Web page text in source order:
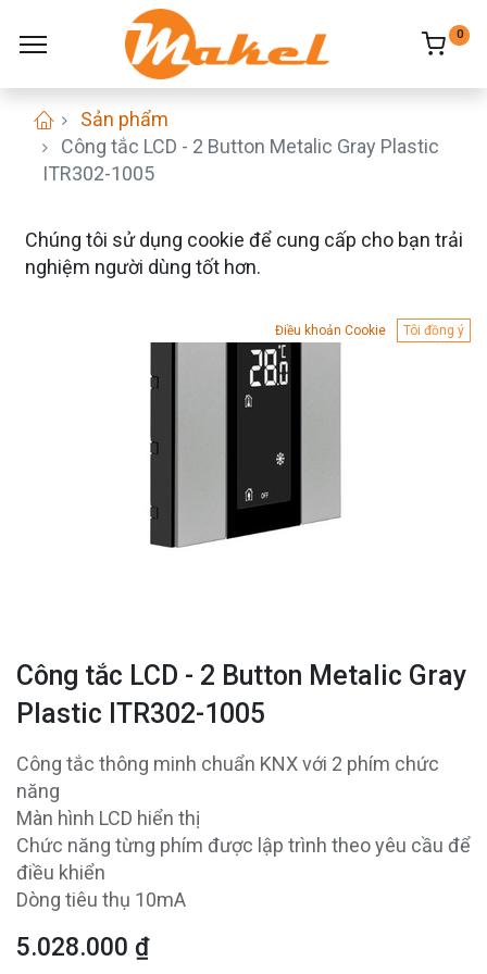
0
Sản phẩm
Công tắc LCD - 2 Button Metalic Gray Plastic
ITR302-1005
Công tắc LCD - 2 Button Metalic Gray
Plastic ITR302-1005
Công tắc thông minh chuẩn KNX với 2 phím chức
năng
Màn hình LCD hiển thị
Chức năng từng phím được lập trình theo yêu cầu để
điều khiển
Dòng tiêu thụ 10mA
5.028.000 ₫
Chúng tôi sử dụng cookie để cung cấp cho bạn trải
nghiệm người dùng tốt hơn.
Điều khoản Cookie Tôi đồng ý